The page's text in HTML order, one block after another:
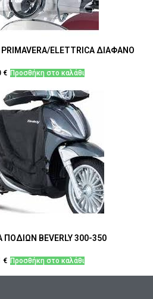
ELETTRICA ΔΙΑΦΑΝΟ
€ Προσθήκη στο καλάθι
ΠΟΔΙΩΝ BEVERLY 300-350
€ Προσθήκη στο καλάθι